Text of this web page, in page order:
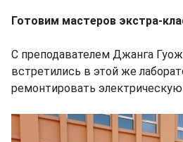
Готовим мастеров экстра-
С преподавателем Джанга
встретились в этой же
ремонтировать